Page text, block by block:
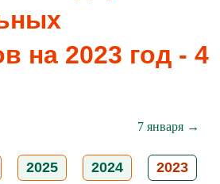
на 2023 год - 4
7 января →
2025 2024 2023